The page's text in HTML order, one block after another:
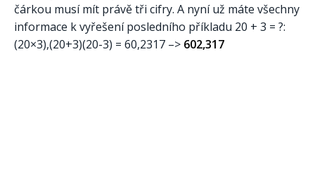
čárkou musí mít právě tři cifry. A nyní už máte všechny
informace k vyřešení posledního příkladu 20 + 3 = ?:
(20×3),(20+3)(20-3) = 60,2317 –> 602,317